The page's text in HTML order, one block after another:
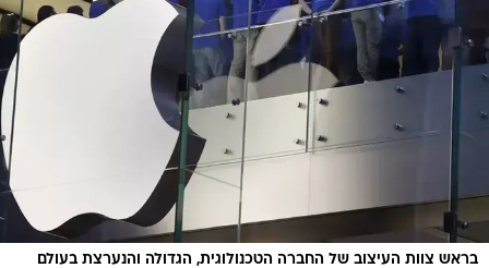
בראש צוות העיצוב של החברה הטכנולוגית, הגדולה והנערצת בעולם